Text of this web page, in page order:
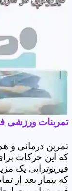
تمرینات ورزشی
تمرین درمانی و
که این حرکات
فیزیوتراپی یک
که بیمار بعد از